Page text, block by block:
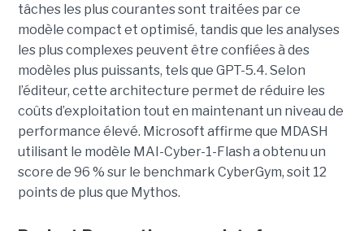
tâches les plus courantes sont traitées par ce
modèle compact et optimisé, tandis que les analyses
les plus complexes peuvent être confiées à des
modèles plus puissants, tels que GPT-5.4. Selon
l’éditeur, cette architecture permet de réduire les
coûts d’exploitation tout en maintenant un niveau de
performance élevé. Microsoft affirme que MDASH
utilisant le modèle MAI-Cyber-1-Flash a obtenu un
score de 96 % sur le benchmark CyberGym, soit 12
points de plus que Mythos.